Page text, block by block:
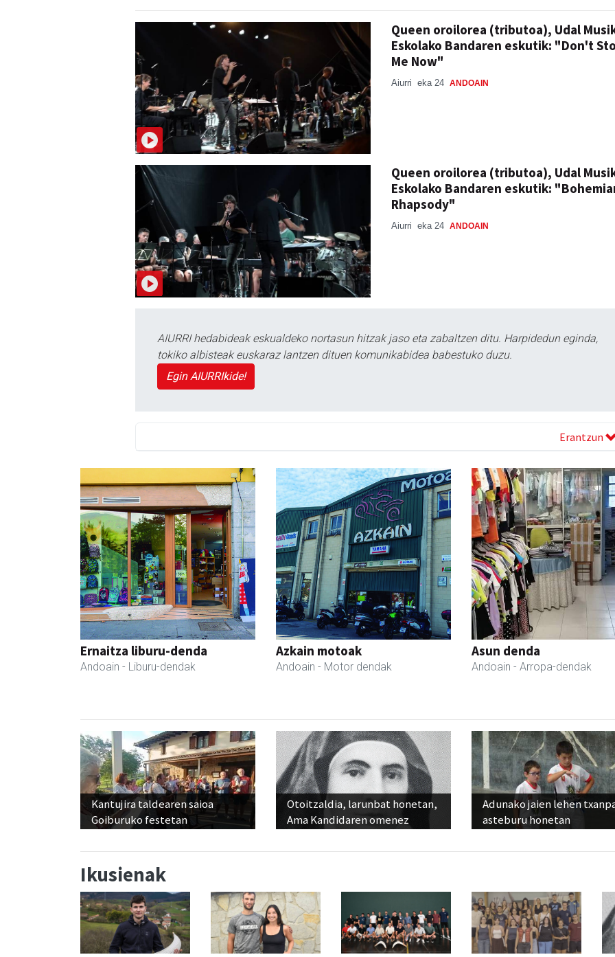
Queen oroilorea (tributoa), Udal
Eskolako Bandaren eskutik: "Don't
Me Now"
Aiurri eka 24 ANDOAIN
Queen oroilorea (tributoa), Udal
Eskolako Bandaren eskutik:
Rhapsody"
Aiurri eka 24 ANDOAIN
AIURRI hedabideak eskualdeko nortasun hitzak jaso eta zabaltzen ditu. Harpidedun eginda,
tokiko albisteak euskaraz lantzen dituen komunikabidea babestuko duzu.
Egin AIURRIkide!
Erantzun
Ernaitza liburu-denda
Andoain - Liburu-dendak
Azkain motoak
Andoain - Motor dendak
Asun denda
Andoain - Arropa-dendak
Kantujira taldearen saioa
Goiburuko festetan
Otoitzaldia, larunbat honetan,
Ama Kandidaren omenez
Adunako jaien lehen
asteburu honetan
Ikusienak